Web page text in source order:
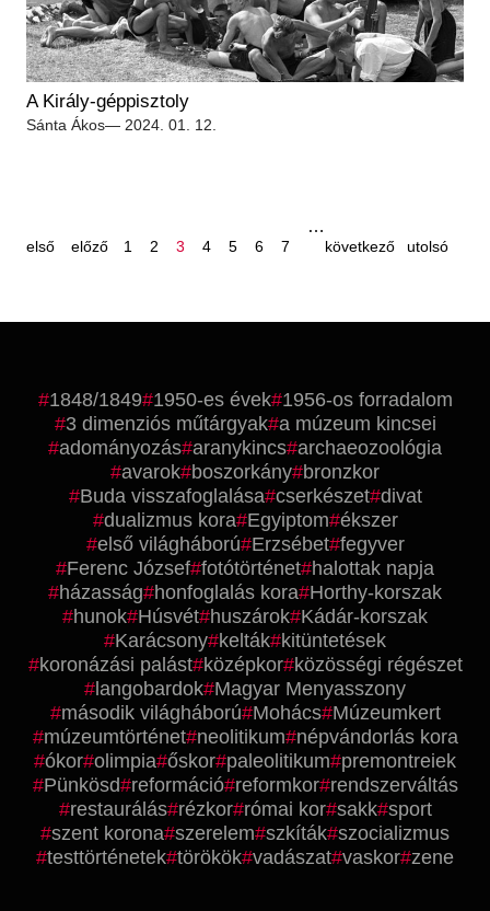
A Király-géppisztoly
Sánta Ákos— 2024. 01. 12.
oldal
első
oldal
előző
1
2
3
4
5
6
7
…
oldal
következő
oldal
utolsó
1848/1849 1950-es évek 1956-os forradalom
3 dimenziós műtárgyak a múzeum kincsei
adományozás aranykincs archaeozoológia
avarok boszorkány bronzkor
Buda visszafoglalása cserkészet divat
dualizmus kora Egyiptom ékszer
első világháború Erzsébet fegyver
Ferenc József fotótörténet halottak napja
házasság
honfoglalás kora Horthy-korszak
hunok Húsvét huszárok Kádár-korszak
Karácsony kelták kitüntetések
koronázási palást középkor közösségi régészet
langobardok Magyar Menyasszony
második világháború Mohács Múzeumkert
múzeumtörténet neolitikum népvándorlás kora
ókor olimpia őskor paleolitikum premontreiek
Pünkösd reformáció reformkor rendszerváltás
restaurálás rézkor római kor sakk sport
szent korona szerelem szkíták szocializmus
testtörténetek törökök vadászat vaskor zene